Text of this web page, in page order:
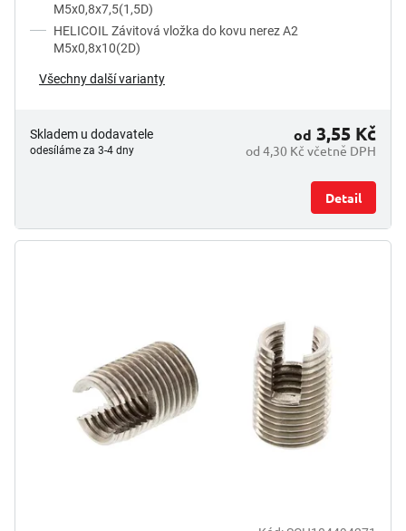
M5x0,8x7,5(1,5D)
HELICOIL Závitová vložka do kovu nerez A2
M5x0,8x10(2D)
Všechny další varianty
Skladem u dodavatele
odesíláme za 3-4 dny od 4,30 Kč včetně DPH
od 3,55 Kč
Detail